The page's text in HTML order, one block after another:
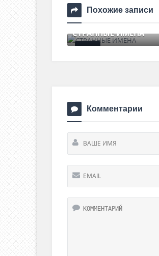
Похожие записи
СТРАННЫЕ ИМЕНА
Комментарии